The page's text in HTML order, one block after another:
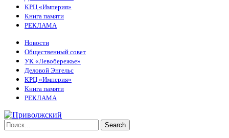
КРЦ «Империя»
Книга памяти
РЕКЛАМА
Новости
Общественный совет
УК «Левобережье»
Деловой Энгельс
КРЦ «Империя»
Книга памяти
РЕКЛАМА